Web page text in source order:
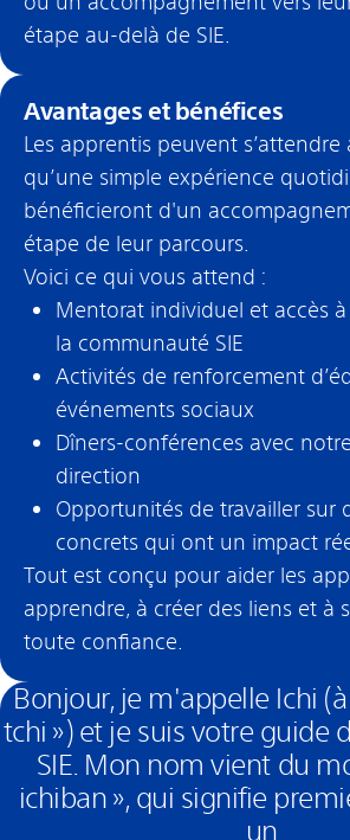
étape au-delà de SIE.
Avantages et bénéfices
Les apprentis peuvent s’attendre
qu’une simple expérience
bénéficieront d'un
étape de leur parcours.
Voici ce qui vous attend :
Mentorat individuel et accès à
la communauté SIE
Activités de renforcement
événements sociaux
Dîners-conférences avec
direction
Opportunités de travailler sur
concrets qui ont un impact
Tout est conçu pour aider les
apprendre, à créer des liens et à
toute confiance.
Bonjour, je m'appelle Ichi
tchi ») et je suis votre guide
SIE. Mon nom vient du
ichiban », qui signifie
un.